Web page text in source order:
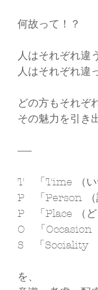
何故って！？
人はそれぞれ違
人はそれぞれ違
どの方もそれぞ
その魅力を引き
------
T　「Time （い
P　「Person （
P　「Place （ど
O　「Occasion
S　「Sociality
を、